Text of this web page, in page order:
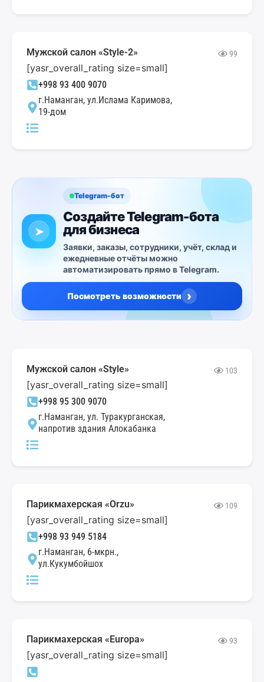
Мужской салон «Style-2» 99
[yasr_overall_rating size=small]
+998 93 400 9070
г.Наманган, ул.Ислама Каримова,
19-дом
➤
Telegram-бот
Создайте Telegram-бота
для бизнеса
Заявки, заказы, сотрудники, учёт, склад и
ежедневные отчёты можно
автоматизировать прямо в Telegram.
Посмотреть возможности ›
Мужской салон «Style» 103
[yasr_overall_rating size=small]
+998 95 300 9070
г.Наманган, ул. Туракурганская,
напротив здания Алокабанка
Парикмахерская «Orzu» 109
[yasr_overall_rating size=small]
+998 93 949 5184
г.Наманган, 6-мкрн.,
ул.Кукумбойшох
Парикмахерская «Europa» 93
[yasr_overall_rating size=small]